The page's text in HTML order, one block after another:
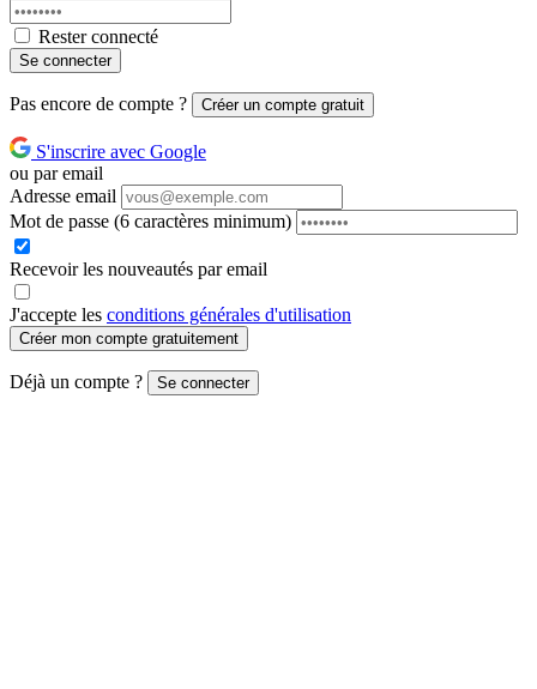
Rester connecté
Se connecter
Pas encore de compte ? Créer un compte gratuit
S'inscrire avec Google
ou par email
Adresse email
Mot de passe (6 caractères minimum)
Recevoir les nouveautés par email
J'accepte les conditions générales d'utilisation
Créer mon compte gratuitement
Déjà un compte ? Se connecter